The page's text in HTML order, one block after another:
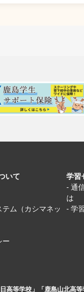
いて
ム（カシマネッ
ー
学習
通
は
学
高等学校」「鹿島山北高